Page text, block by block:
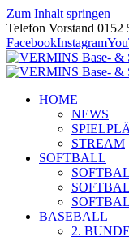
Zum Inhalt springen
Telefon Vorstand 0152
FacebookInstagram
HOME
NEWS
STREAM
SOFTBALL
BASEBALL
2.